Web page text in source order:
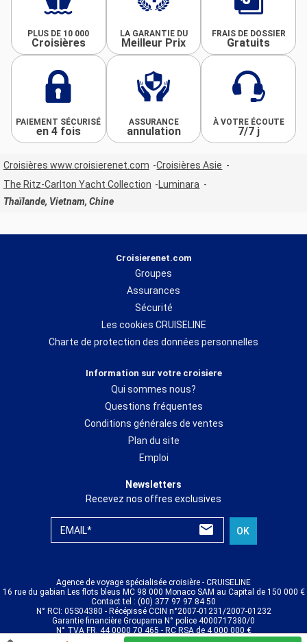
PLUS DE 10 000
Croisières
LA GARANTIE DU
Meilleur Prix
FRAIS DE DOSSIER
Gratuits
PAIEMENT SÉCURISÉ
en 4 fois
ASSURANCE
annulation
À VOTRE ÉCOUTE
7/7 j
Croisières www.croisierenet.com
Croisières Asie
The Ritz-Carlton Yacht Collection
Luminara
Thaïlande, Vietnam, Chine
Croisierenet.com
Groupes
Assurances
Sécurité
Les cookies CRUISELINE
Charte de protection des données personnelles
Information sur votre croisiere
Qui sommes nous?
Questions fréquentes
Conditions générales de ventes
Plan du site
Emploi
Newsletters
Recevez nos offres exclusives
EMAIL* OK
Agence de voyage spécialisée croisière - CRUISELINE
16 rue du gabian Les flots bleus MC 98 000 Monaco SAM au Capital de 150 000 €
Contact tel : (00) 377 97 97 84 50
N° RCI: 05S04380 - Récépissé CCIN n°2007-01231/2007-01232
Garantie financière Groupama N° police 4000717380/0
N° TVA FR. 44 0000 70 465 - RC RSA de 4 000 000 €
© CRUISELINE 2026 - all rights reserved